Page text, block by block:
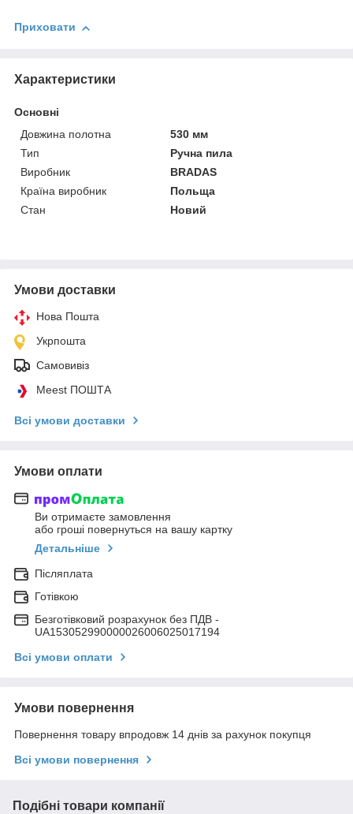
Приховати
Характеристики
Основні
Довжина полотна
530 мм
Тип
Ручна пила
Виробник
BRADAS
Країна виробник
Польща
Стан
Новий
Умови доставки
Нова Пошта
Укрпошта
Самовивіз
Meest ПОШТА
Всі умови доставки
Умови оплати
Ви отримаєте замовлення
або гроші повернуться на вашу картку
Детальніше
Післяплата
Готівкою
Безготівковий розрахунок без ПДВ -
UA153052990000026006025017194
Всі умови оплати
Умови повернення
Повернення товару впродовж 14 днів за рахунок покупця
Всі умови повернення
Подібні товари компанії